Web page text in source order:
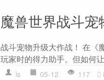
魔兽世界战斗宠
战斗宠物升级大作战！ 在《
玩家时的得力助手。但如何
ls 05-12 117